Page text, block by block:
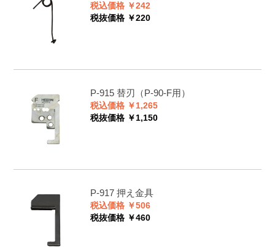
税込価格 ￥242
税抜価格 ￥220
P-915 替刃（P-90-F用）
税込価格 ￥1,265
税抜価格 ￥1,150
P-917 押え金具
税込価格 ￥506
税抜価格 ￥460